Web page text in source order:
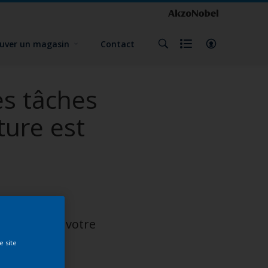
un magasin Contact
tâches
est
que votre
site